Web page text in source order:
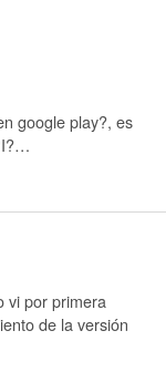
google play?, es
vi por primera
de la versión